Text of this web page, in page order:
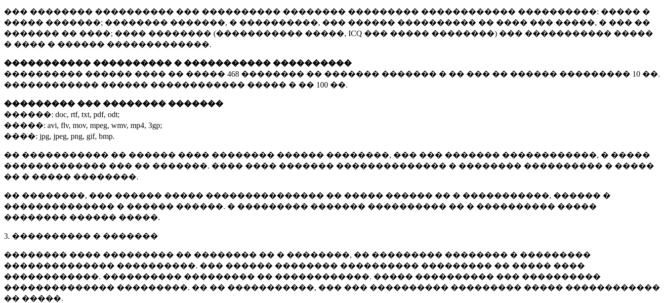
��� �������� ���������� ��� ���������� �������� ��������� ������������ ����������: ����� �
����� �������; �������� �������, � ����������, ��� ������ ���������� �� ���� ��� �����, � ��� ��
������� �� ����; ���� �������� (����������� �����, ICQ ��� ����� ��������) ��� ����������� �����
� ���� � ������ �������������.
����������� ���������� � ����������� ����������
���������� ������ ���� �� ����� 468 �������� �� ������� ������� � �� ��� �� ������ ��������� 10 ��.
������������ ������ ������������ ����� � �� 100 ��.
��������� ��� �������� �������
������: doc, rtf, txt, pdf, odt;
�����: avi, flv, mov, mpeg, wmv, mp4, 3gp;
����: jpg, jpeg, png, gif, bmp.
�� ����������� �� ������ ���� �������� ������ ��������, ��� ��� ������� ������������, � �����
������������� ��� �� �������. ���� ���� ������� �������������� � �������� ���������� � �����
�� � ����� ��������.
�� ��������, ��� ������ ����� ��������������� �� ����� ������ �� � �����������, ������ �
�������������� � ������ ������. � ��������� ������� ���������� �� � ���������� �����
�������� ������ �����.
3. ���������� � �������
�������� ���� ��������� �� �������� �� � ��������, �� ��������� �������� � ���������
�������������� ����������. ��� ������ �������� ���������� ��������� �� ����� ����
������������. ���������� ��������� �� ������������. ����� ���������� ��� ����������
�������������� ���������. �� �� �����������, ��� ��� ���������� ��������� ����� ������������
�� �����.